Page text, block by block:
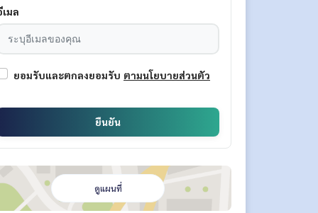
มล
ยอมรับและตกลงยอมรับ ตามนโยบายส่วนตัว
ยืนยัน
ดูแผนที่